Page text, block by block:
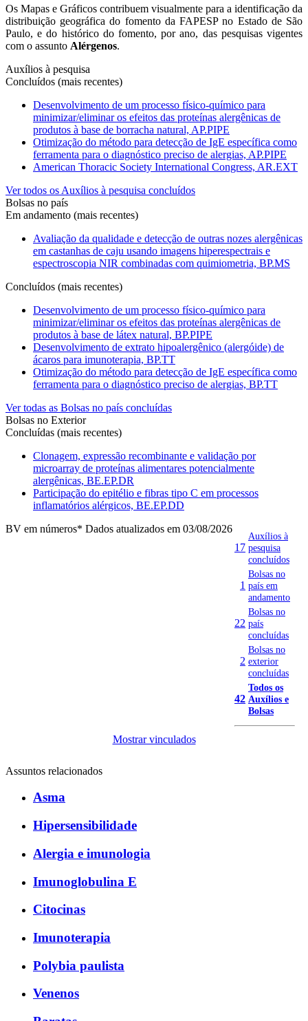
Os Mapas e Gráficos contribuem visualmente para a identificação da
distribuição geográfica do fomento da FAPESP no Estado de São
Paulo, e do histórico do fomento, por ano, das pesquisas vigentes
com o assunto Alérgenos.
Auxílios à pesquisa
Concluídos (mais recentes)
Desenvolvimento de um processo físico-químico para
minimizar/eliminar os efeitos das proteínas alergênicas de
produtos à base de borracha natural, AP.PIPE
Otimização do método para detecção de IgE específica como
ferramenta para o diagnóstico preciso de alergias, AP.PIPE
American Thoracic Society International Congress, AR.EXT
Ver todos os Auxílios à pesquisa concluídos
Bolsas no país
Em andamento (mais recentes)
Avaliação da qualidade e detecção de outras nozes alergênicas
em castanhas de caju usando imagens hiperespectrais e
espectroscopia NIR combinadas com quimiometria, BP.MS
Concluídos (mais recentes)
Desenvolvimento de um processo físico-químico para
minimizar/eliminar os efeitos das proteínas alergênicas de
produtos à base de látex natural, BP.PIPE
Desenvolvimento de extrato hipoalergênico (alergóide) de
ácaros para imunoterapia, BP.TT
Otimização do método para detecção de IgE específica como
ferramenta para o diagnóstico preciso de alergias, BP.TT
Ver todas as Bolsas no país concluídas
Bolsas no Exterior
Concluídas (mais recentes)
Clonagem, expressão recombinante e validação por
microarray de proteínas alimentares potencialmente
alergênicas, BE.EP.DR
Participação do epitélio e fibras tipo C em processos
inflamatórios alérgicos, BE.EP.DD
BV em números* Dados atualizados em 03/08/2026
17
Auxílios à
pesquisa
concluídos
1
Bolsas no
país em
andamento
22
Bolsas no
país
concluídas
2
Bolsas no
exterior
concluídas
42
Todos os
Auxílios e
Bolsas
Mostrar vinculados
Assuntos relacionados
Asma
Hipersensibilidade
Alergia e imunologia
Imunoglobulina E
Citocinas
Imunoterapia
Polybia paulista
Venenos